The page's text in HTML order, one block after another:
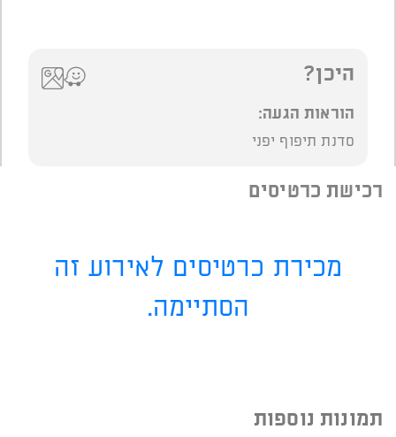
היכן?
הוראות הגעה:
סדנת תיפוף יפני
רכישת כרטיסים
מכירת כרטיסים לאירוע זה
הסתיימה.
תמונות נוספות